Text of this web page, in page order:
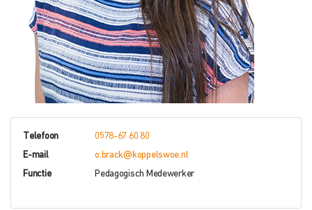
Telefoon 0578-67 60 80
E-mail o.brack@koppelswoe.nl
Functie Pedagogisch Medewerker